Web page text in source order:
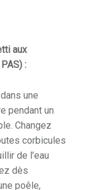
aux
:
une
pendant un
Changez
corbicules
de l’eau
dès
poêle,